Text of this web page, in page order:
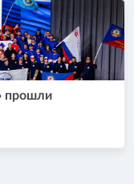
прошли